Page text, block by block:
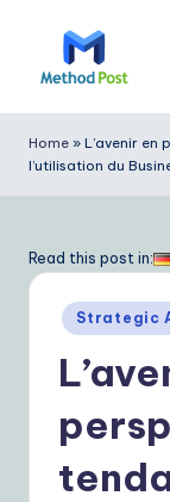
e
t
o
Home » L’avenir en
l’utilisation du
Read this post in:
Posted
in
Strategic